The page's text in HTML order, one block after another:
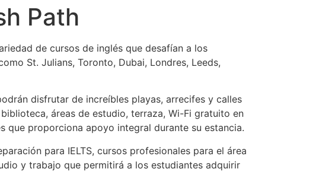
Path
de cursos de inglés que desafían a los
St. Julians, Toronto, Dubai, Londres, Leeds,
disfrutar de increíbles playas, arrecifes y calles
áreas de estudio, terraza, Wi-Fi gratuito en
proporciona apoyo integral durante su estancia.
para IELTS, cursos profesionales para el área
y trabajo que permitirá a los estudiantes adquirir